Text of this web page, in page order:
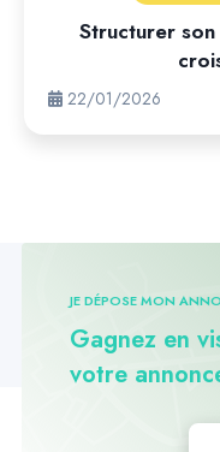
Structurer
22/01/2026
JE DÉPOSE MON
Gagnez en
votre